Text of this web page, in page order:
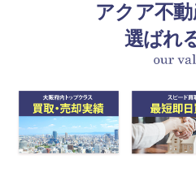
アクア不
選ばれ